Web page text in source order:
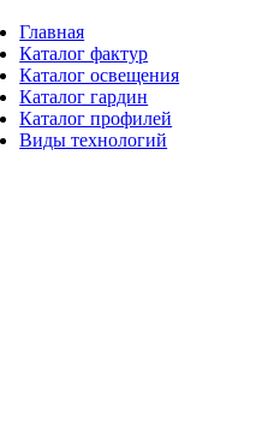
Главная
Каталог фактур
Каталог освещения
Каталог гардин
Каталог профилей
Виды технологий